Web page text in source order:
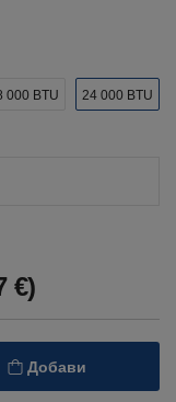
000 BTU 24 000 BTU
€)
Добави